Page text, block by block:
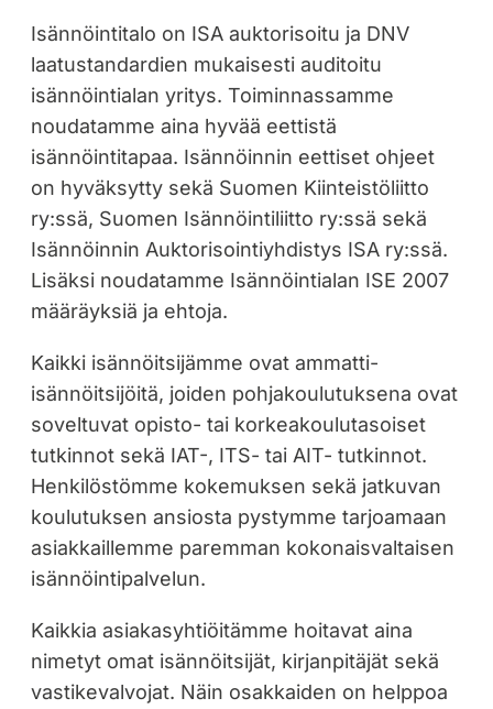
Isännöintitalo on ISA auktorisoitu ja DNV
laatustandardien mukaisesti auditoitu
isännöintialan yritys. Toiminnassamme
noudatamme aina hyvää eettistä
isännöintitapaa. Isännöinnin eettiset ohjeet
on hyväksytty sekä Suomen Kiinteistöliitto
ry:ssä, Suomen Isännöintiliitto ry:ssä sekä
Isännöinnin Auktorisointiyhdistys ISA ry:ssä.
Lisäksi noudatamme Isännöintialan ISE 2007
määräyksiä ja ehtoja.
Kaikki isännöitsijämme ovat ammatti-
isännöitsijöitä, joiden pohjakoulutuksena ovat
soveltuvat opisto- tai korkeakoulutasoiset
tutkinnot sekä IAT-, ITS- tai AIT- tutkinnot.
Henkilöstömme kokemuksen sekä jatkuvan
koulutuksen ansiosta pystymme tarjoamaan
asiakkaillemme paremman kokonaisvaltaisen
isännöintipalvelun.
Kaikkia asiakasyhtiöitämme hoitavat aina
nimetyt omat isännöitsijät, kirjanpitäjät sekä
vastikevalvojat. Näin osakkaiden on helppoa